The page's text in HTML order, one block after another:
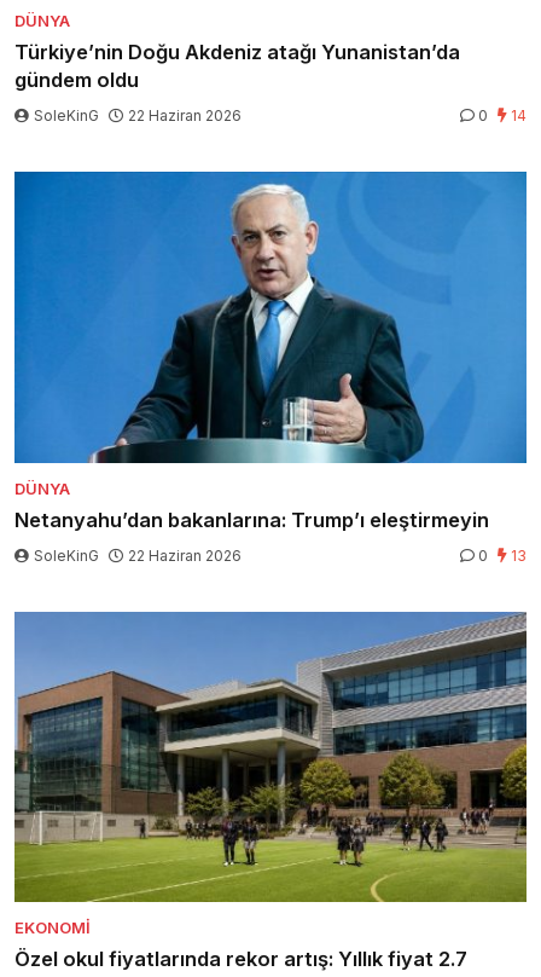
DÜNYA
Türkiye’nin Doğu Akdeniz atağı Yunanistan’da
gündem oldu
SoleKinG 22 Haziran 2026 0 14
DÜNYA
Netanyahu’dan bakanlarına: Trump’ı eleştirmeyin
SoleKinG 22 Haziran 2026 0 13
EKONOMI
Özel okul fiyatlarında rekor artış: Yıllık fiyat 2.7